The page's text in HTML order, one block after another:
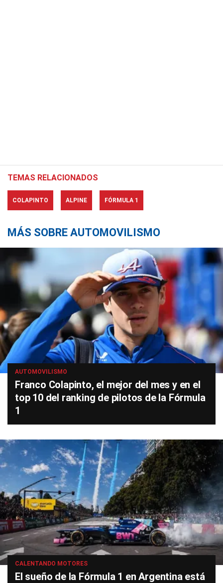
TEMAS RELACIONADOS
COLAPINTO ALPINE FÓRMULA 1
MÁS SOBRE AUTOMOVILISMO
AUTOMOVILISMO
Franco Colapinto, el mejor del mes y en el
top 10 del ranking de pilotos de la Fórmula
1
CALENTANDO MOTORES
El sueño de la Fórmula 1 en Argentina está